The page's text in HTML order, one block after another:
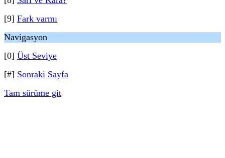
[9] Fark varmı
Navigasyon
[0] Üst Seviye
[#] Sonraki Sayfa
Tam sürüme git